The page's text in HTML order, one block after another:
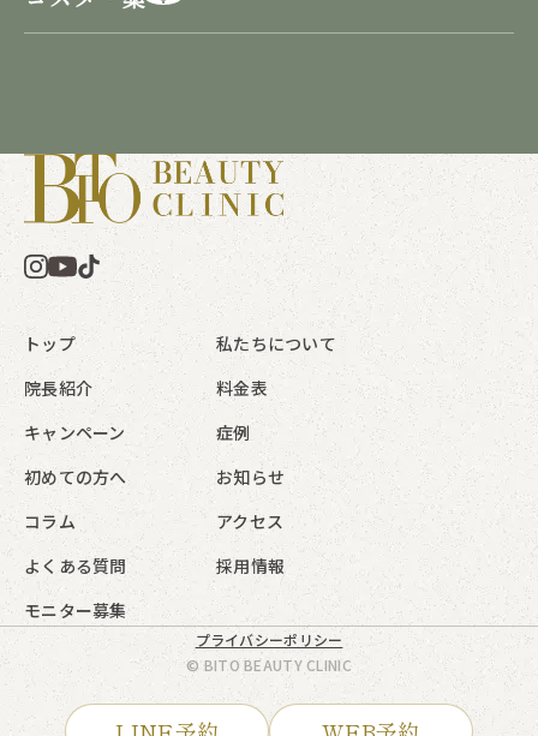
トップ
私たちについて
院長紹介
料金表
キャンペーン
症例
初めての方へ
お知らせ
コラム
アクセス
よくある質問
採用情報
モニター募集
プライバシーポリシー
© BITO BEAUTY CLINIC